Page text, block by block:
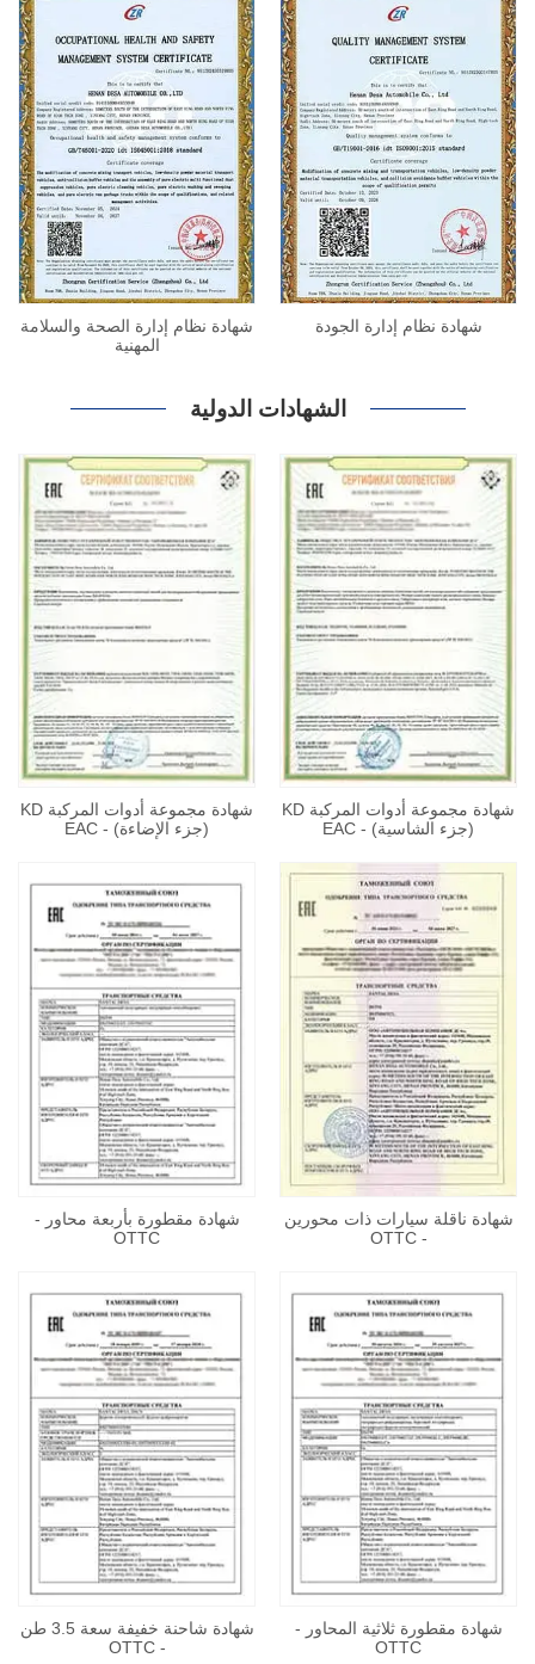
شهادة نظام إدارة الجودة
شهادة نظام إدارة الصحة والسلامة
المهنية
الشهادات الدولية
شهادة مجموعة أدوات المركبة KD
(جزء الشاسية) - EAC
شهادة مجموعة أدوات المركبة KD
(جزء الإضاءة) - EAC
شهادة ناقلة سيارات ذات محورين
- OTTC
شهادة مقطورة بأربعة محاور -
OTTC
شهادة مقطورة ثلاثية المحاور -
OTTC
شهادة شاحنة خفيفة سعة 3.5 طن
- OTTC